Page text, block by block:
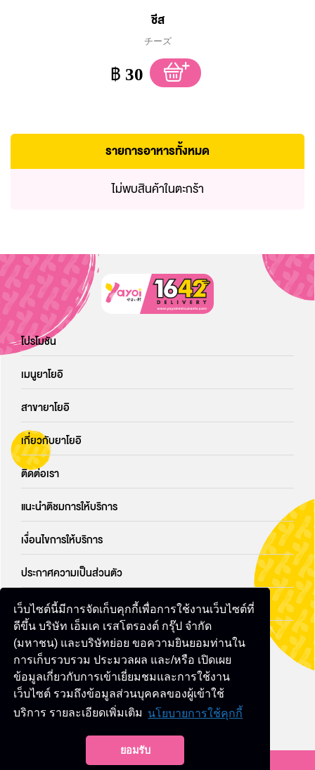
เว็บไซต์นี้มีการจัดเก็บคุกกี้เพื่อการใช้งานเว็บไซต์ที่
ดีขึ้น บริษัท เอ็มเค เรสโตรองต์ กรุ๊ป จำกัด
(มหาชน) และบริษัทย่อย ขอความยินยอมท่านใน
การเก็บรวบรวม ประมวลผล และ/หรือ เปิดเผย
ข้อมูลเกี่ยวกับการเข้าเยี่ยมชมและการใช้งาน
เว็บไซต์ รวมถึงข้อมูลส่วนบุคคลของผู้เข้าใช้
บริการ รายละเอียดเพิ่มเติม นโยบายการใช้คุกกี้
ยอมรับ
ชีส
チーズ
฿ 30
รายการอาหารทั้งหมด
ไม่พบสินค้าในตะกร้า
โปรโมชัน
เมนูยาโยอิ
สาขายาโยอิ
เกี่ยวกับยาโยอิ
ติดต่อเรา
แนะนำติชมการให้บริการ
เงื่อนไขการให้บริการ
ประกาศความเป็นส่วนตัว
นโยบายคุ้กกี้
แบบฟอร์มการขอใช้สิทธิของเจ้าของข้อมูลส่วนบุคคล
ติดตามเราที่นี่